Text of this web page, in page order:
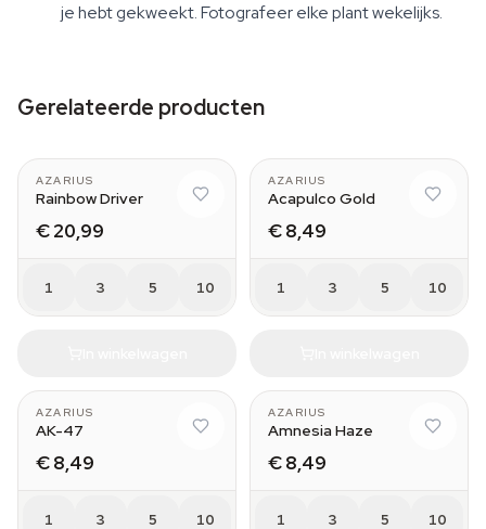
je hebt gekweekt. Fotografeer elke plant wekelijks.
Gerelateerde producten
AZARIUS
Rainbow Driver
€ 20,99
1 3 5 10
AZARIUS
Acapulco Gold
€ 8,49
1 3 5 10
AZARIUS
AK-47
€ 8,49
1 3 5 10
AZARIUS
Amnesia Haze
€ 8,49
1 3 5 10